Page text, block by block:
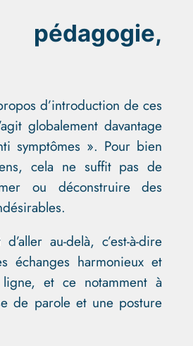
d’introduction de ces
globalement davantage
symptômes ». Pour bien
cela ne suffit pas de
ou déconstruire des
au-delà, c’est-à-dire
échanges harmonieux et
et ce notamment à
de parole et une posture